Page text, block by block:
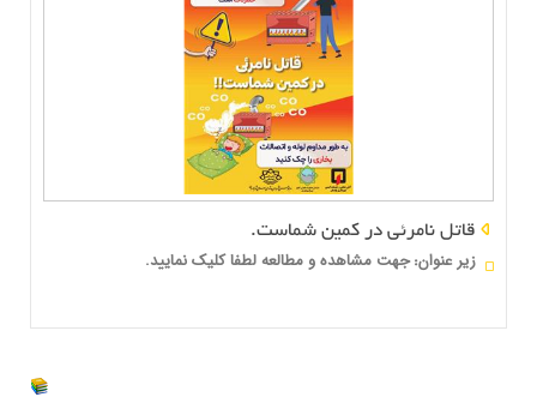
قاتل نامرئی در کمین شماست.
زير عنوان:جهت مشاهده و مطالعه لطفا کلیک نمایید.